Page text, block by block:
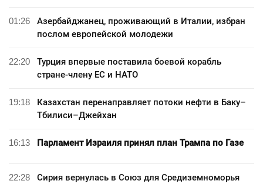
01:26
Азербайджанец, проживающий в Италии, избран
послом европейской молодежи
22:20
Турция впервые поставила боевой корабль
стране-члену ЕС и НАТО
19:18
Казахстан перенаправляет потоки нефти в Баку–
Тбилиси–Джейхан
16:13 Парламент Израиля принял план Трампа по Газе
22:28
Сирия вернулась в Союз для Средиземноморья